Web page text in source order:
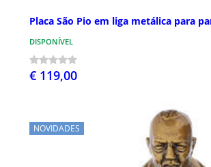
Placa São Pio em liga metálica para
DISPONÍVEL
€ 119,00
NOVIDADES